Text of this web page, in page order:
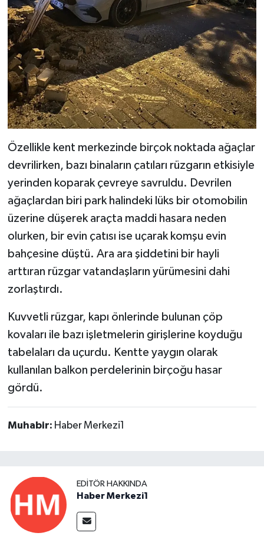
Özellikle kent merkezinde birçok noktada ağaçlar
devrilirken, bazı binaların çatıları rüzgarın etkisiyle
yerinden koparak çevreye savruldu. Devrilen
ağaçlardan biri park halindeki lüks bir otomobilin
üzerine düşerek araçta maddi hasara neden
olurken, bir evin çatısı ise uçarak komşu evin
bahçesine düştü. Ara ara şiddetini bir hayli
arttıran rüzgar vatandaşların yürümesini dahi
zorlaştırdı.
Kuvvetli rüzgar, kapı önlerinde bulunan çöp
kovaları ile bazı işletmelerin girişlerine koyduğu
tabelaları da uçurdu. Kentte yaygın olarak
kullanılan balkon perdelerinin birçoğu hasar
gördü.
Muhabir: Haber Merkezi1
EDITÖR HAKKINDA
Haber Merkezi1